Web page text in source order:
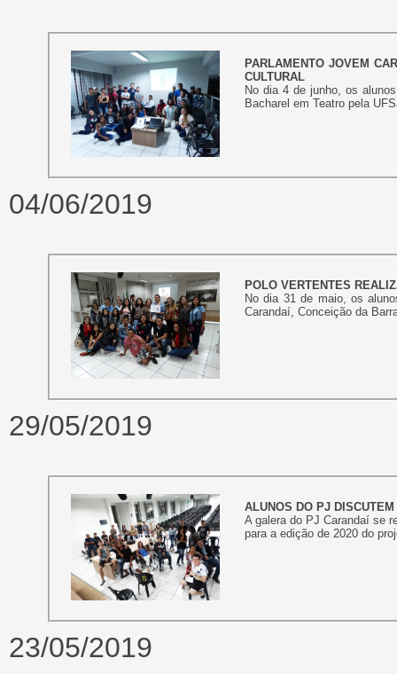
PARLAMENTO JOVEM
CULTURAL
No dia 4 de junho, os
Bacharel em Teatro pela
04/06/2019
POLO VERTENTES
No dia 31 de maio, os
Carandaí, Conceição da
29/05/2019
ALUNOS DO PJ
A galera do PJ Carandaí se
para a edição de 2020 do
23/05/2019